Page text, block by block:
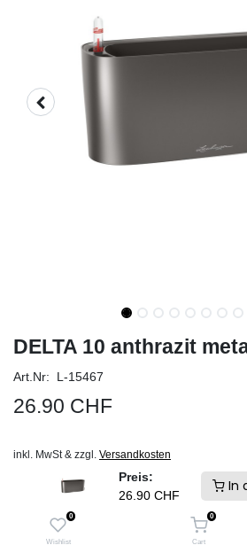
Preis:
26.90 CHF
In
0
Wishlist
0
Cart
DELTA 10 anthrazit
Art.Nr: L-15467
26.90 CHF
inkl. MwSt & zzgl. Versandkosten
Schneller Versand und keine Zollgebühren. Ab
IN DEN
Auf die Wunschliste